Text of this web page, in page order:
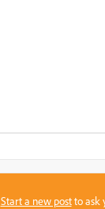
Start a new postto ask